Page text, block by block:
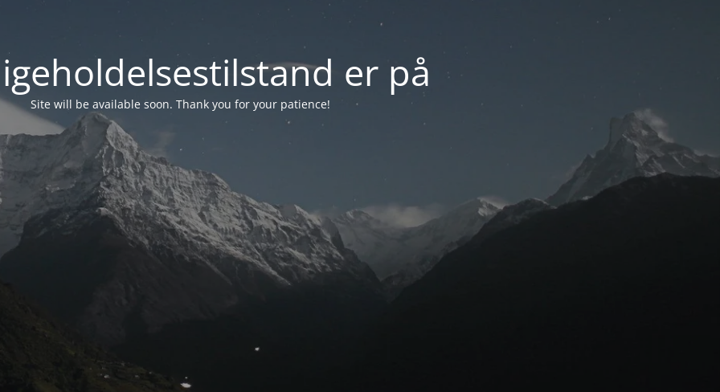
er på
Site will be available soon. Thank you for your patience!